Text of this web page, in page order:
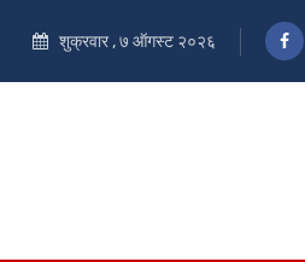
शुक्रवार , ७ ऑगस्ट २०२६